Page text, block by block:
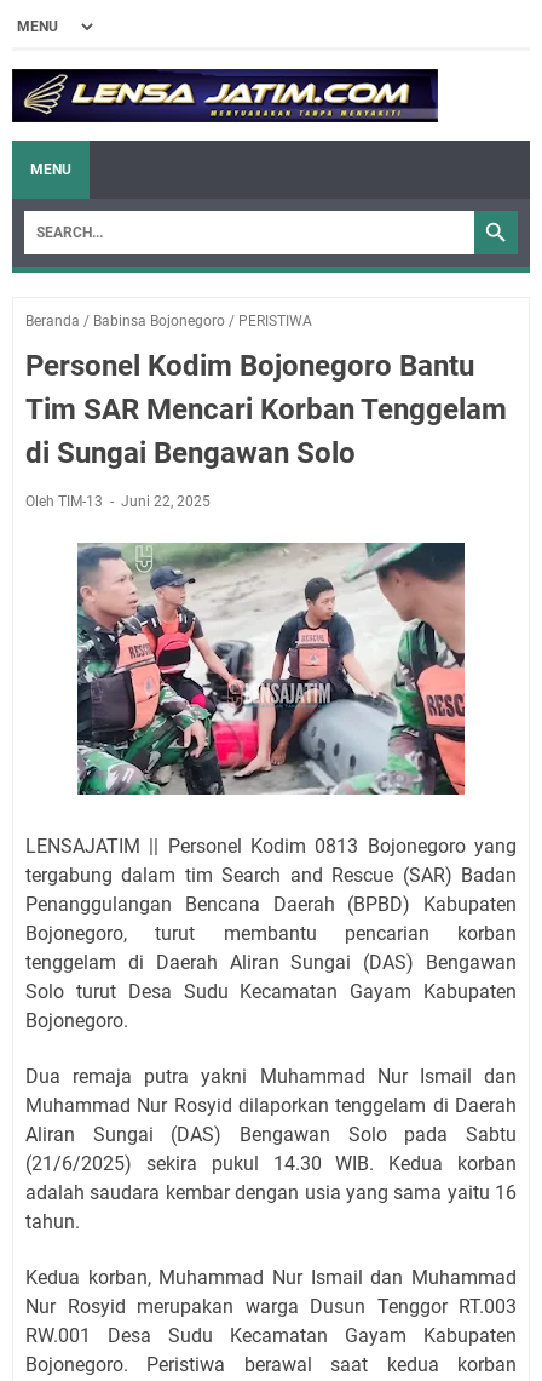
MENU
Beranda / Babinsa Bojonegoro / PERISTIWA
Personel Kodim Bojonegoro Bantu
Tim SAR Mencari Korban Tenggelam
di Sungai Bengawan Solo
Oleh TIM-13 Juni 22, 2025
LENSAJATIM || Personel Kodim 0813 Bojonegoro yang
tergabung dalam tim Search and Rescue (SAR) Badan
Penanggulangan Bencana Daerah (BPBD) Kabupaten
Bojonegoro, turut membantu pencarian korban
tenggelam di Daerah Aliran Sungai (DAS) Bengawan
Solo turut Desa Sudu Kecamatan Gayam Kabupaten
Bojonegoro.
Dua remaja putra yakni Muhammad Nur Ismail dan
Muhammad Nur Rosyid dilaporkan tenggelam di Daerah
Aliran Sungai (DAS) Bengawan Solo pada Sabtu
(21/6/2025) sekira pukul 14.30 WIB. Kedua korban
adalah saudara kembar dengan usia yang sama yaitu 16
tahun.
Kedua korban, Muhammad Nur Ismail dan Muhammad
Nur Rosyid merupakan warga Dusun Tenggor RT.003
RW.001 Desa Sudu Kecamatan Gayam Kabupaten
Bojonegoro. Peristiwa berawal saat kedua korban